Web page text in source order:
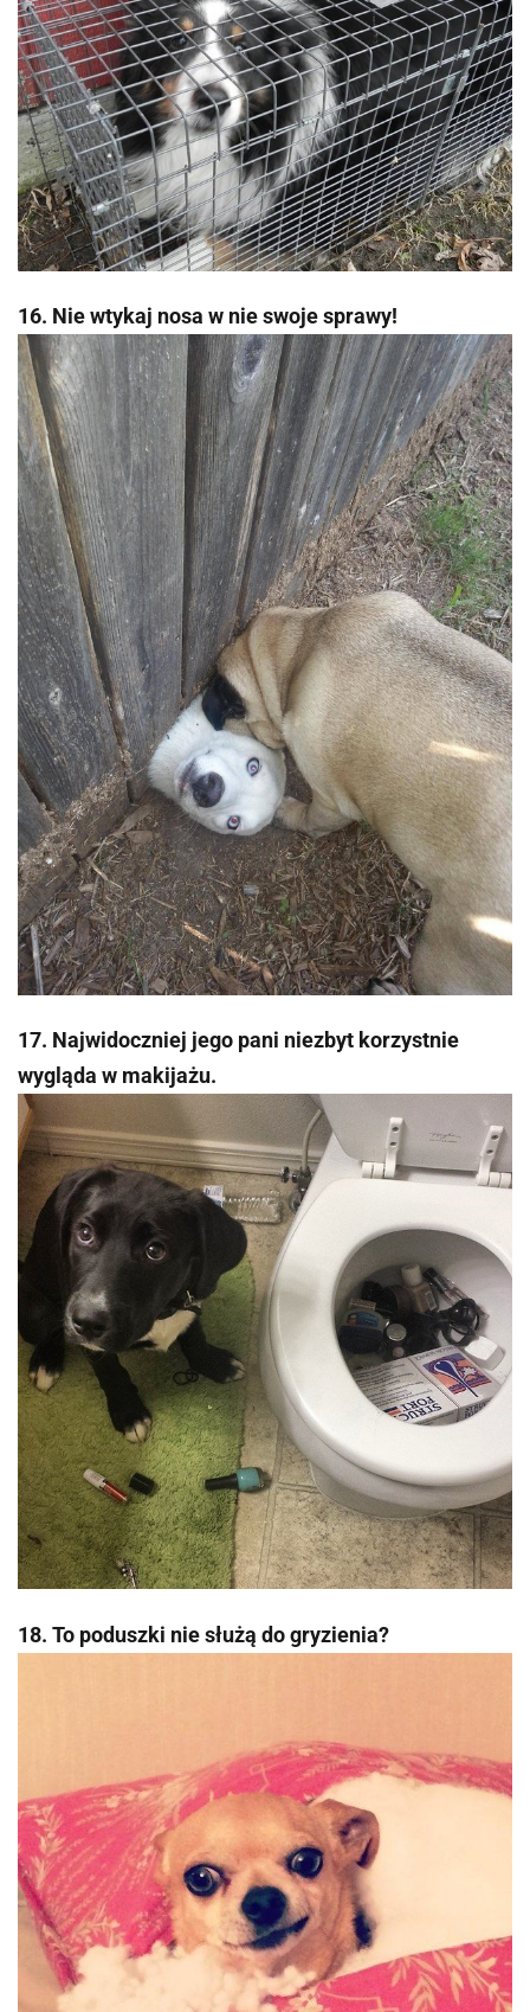
16. Nie wtykaj nosa w nie swoje sprawy!
17. Najwidoczniej jego pani niezbyt korzystnie
wygląda w makijażu.
18. To poduszki nie służą do gryzienia?